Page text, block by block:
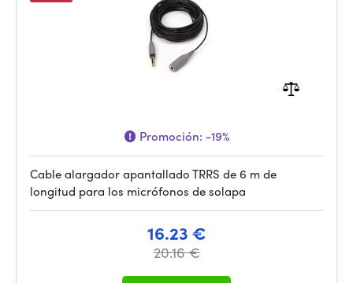
Promoción: -19%
Cable alargador apantallado TRRS de 6 m de
longitud para los micrófonos de solapa
16.23 €
20.16 €